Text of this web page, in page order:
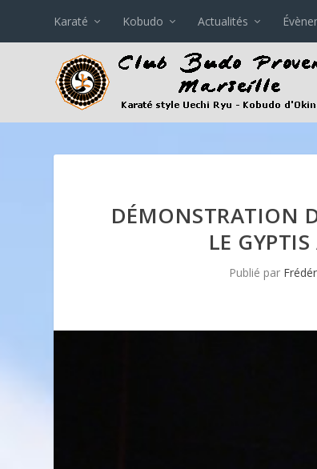
Karaté Kobudo Actualités
DÉMONSTRATION
LE
Publié par